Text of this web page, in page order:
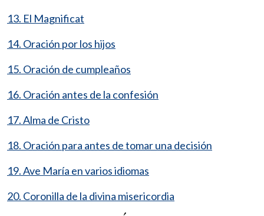
13. El Magnificat
14. Oración por los hijos
15. Oración de cumpleaños
16. Oración antes de la confesión
17. Alma de Cristo
18. Oración para antes de tomar una decisión
19. Ave María en varios idiomas
20. Coronilla de la divina misericordia